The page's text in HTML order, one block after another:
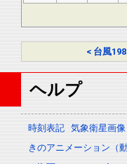
< 台風
ヘルプ
時刻表記 気象衛星画像
きのアニメーション（動